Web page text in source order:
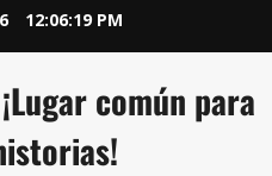
12:06:20 PM
común para